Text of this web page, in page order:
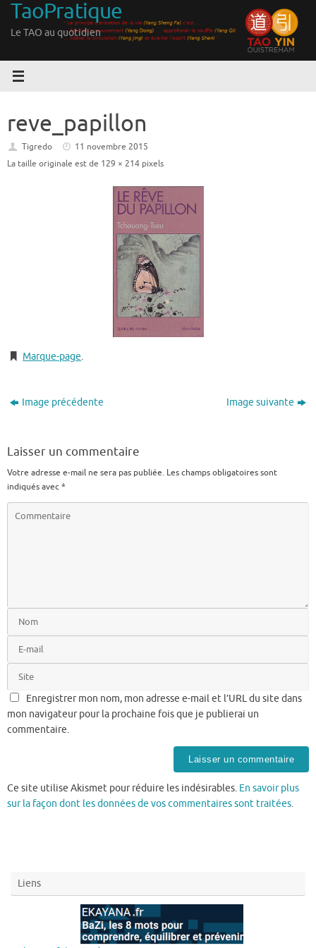
Passer
contenu
TaoPratique
Le TAO au quotidien
reve_papillon
Tigredo
11 novembre 2015
La taille originale est de 129 × 214 pixels
Marque-page.
Image précédente Image suivante
Laisser un commentaire
Votre adresse e-mail ne sera pas publiée. Les champs obligatoires sont
indiqués avec*
Enregistrer mon nom, mon adresse e-mail et l’URL du site dans
mon navigateur pour la prochaine fois que je publierai un
commentaire.
Ce site utilise Akismet pour réduire les indésirables. En savoir plus
sur la façon dont les données de vos commentaires sont traitées.
Liens